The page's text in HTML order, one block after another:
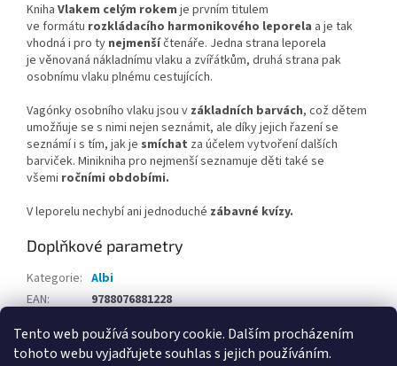
Tento web používá soubory cookie. Dalším procházením
tohoto webu vyjadřujete souhlas s jejich používáním.
Kniha Vlakem celým rokem je prvním titulem
ve formátu rozkládacího harmonikového leporela a je tak
vhodná i pro ty nejmenšíčtenáře. Jedna strana leporela
je věnovaná nákladnímu vlaku a zvířátkům, druhá strana pak
osobnímu vlaku plnému cestujících.
Vagónky osobního vlaku jsou v základních barvách, což dětem
umožňuje se s nimi nejen seznámit, ale díky jejich řazení se
seznámí i s tím, jak je smíchat za účelem vytvoření dalších
barviček. Minikniha pro nejmenší seznamuje děti také se
všemi ročními obdobími.
V leporelu nechybí ani jednoduché zábavné kvízy.
Doplňkové parametry
Kategorie: Albi
EAN: 9788076881228